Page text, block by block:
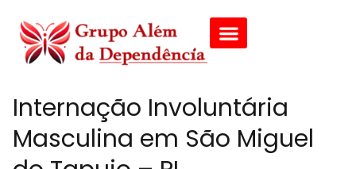
Internação Involuntária
Masculina em São Miguel